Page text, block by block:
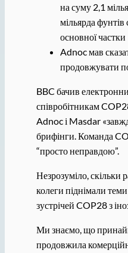
на суму 2,1
мільярда фунтів
основної частки
Adnoc мав
продовжувати
BBC бачив
співробітникам
Adnoc і Masdar
брифінги. Команда
“просто неправдою”.
Незрозуміло, скільки
колеги піднімали
зустрічей COP28 з
Ми знаємо, що
продовжила